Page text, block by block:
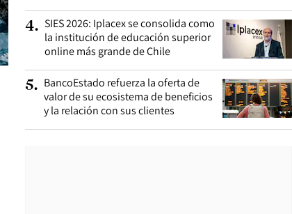
4. SIES 2026: Iplacex se consolida como
la institución de educación superior
online más grande de Chile
5. BancoEstado refuerza la oferta de
valor de su ecosistema de beneficios
y la relación con sus clientes